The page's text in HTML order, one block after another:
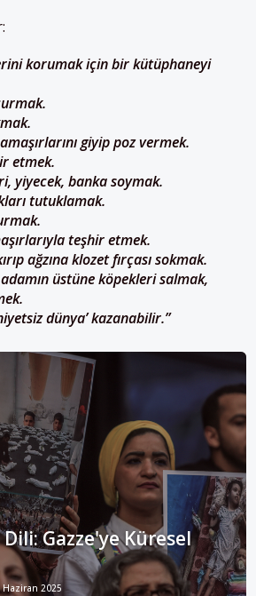
korumak için bir kütüphaneyi
giyip poz vermek.
etmek.
yiyecek, banka soymak.
tutuklamak.
teşhir etmek.
ağzına klozet fırçası sokmak.
üstüne köpekleri salmak,
dünya’ kazanabilir.”
Gazze'ye Küresel
Haziran 2025